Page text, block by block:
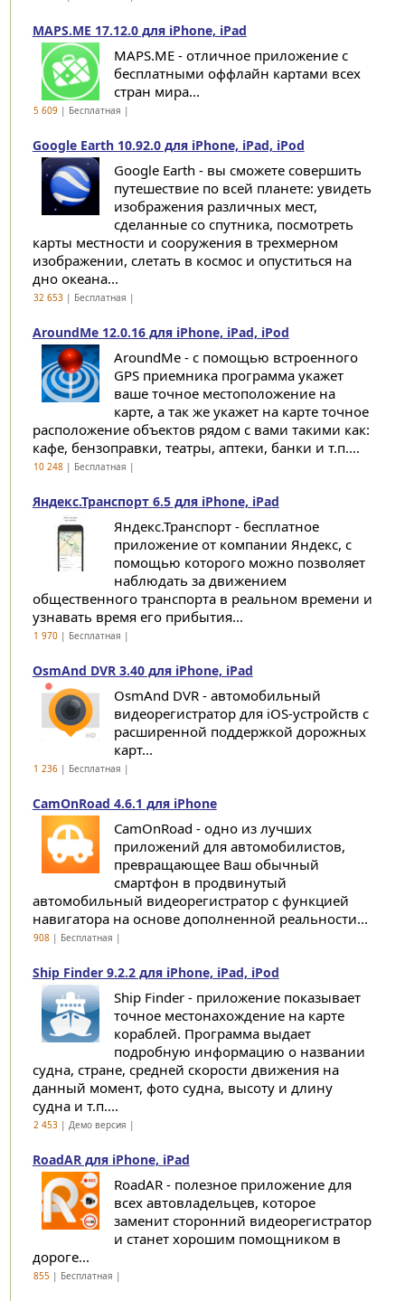
MAPS.ME 17.12.0 для iPhone, iPad
MAPS.ME - отличное приложение с
бесплатными оффлайн картами всех
стран мира...
5 609| Бесплатная |
Google Earth 10.92.0 для iPhone, iPad, iPod
Google Earth - вы сможете совершить
путешествие по всей планете: увидеть
изображения различных мест,
сделанные со спутника, посмотреть
карты местности и сооружения в трехмерном
изображении, слетать в космос и опуститься на
дно океана...
32 653| Бесплатная |
AroundMe 12.0.16 для iPhone, iPad, iPod
AroundMe - с помощью встроенного
GPS приемника программа укажет
ваше точное местоположение на
карте, а так же укажет на карте точное
расположение объектов рядом с вами такими как:
кафе, бензоправки, театры, аптеки, банки и т.п....
10 248| Бесплатная |
Яндекс.Транспорт 6.5 для iPhone, iPad
Яндекс.Транспорт - бесплатное
приложение от компании Яндекс, с
помощью которого можно позволяет
наблюдать за движением
общественного транспорта в реальном времени и
узнавать время его прибытия...
1 970| Бесплатная |
OsmAnd DVR 3.40 для iPhone, iPad
OsmAnd DVR - автомобильный
видеорегистратор для iOS-устройств с
расширенной поддержкой дорожных
карт...
1 236| Бесплатная |
CamOnRoad 4.6.1 для iPhone
CamOnRoad - одно из лучших
приложений для автомобилистов,
превращающее Ваш обычный
смартфон в продвинутый
автомобильный видеорегистратор с функцией
навигатора на основе дополненной реальности...
908| Бесплатная |
Ship Finder 9.2.2 для iPhone, iPad, iPod
Ship Finder - приложение показывает
точное местонахождение на карте
кораблей. Программа выдает
подробную информацию о названии
судна, стране, средней скорости движения на
данный момент, фото судна, высоту и длину
судна и т.п....
2 453| Демо версия |
RoadAR для iPhone, iPad
RoadAR - полезное приложение для
всех автовладельцев, которое
заменит сторонний видеорегистратор
и станет хорошим помощником в
дороге...
855| Бесплатная |